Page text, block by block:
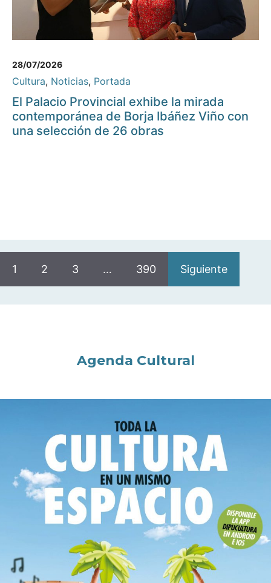
28/07/2026
Cultura, Noticias, Portada
El Palacio Provincial exhibe la mirada
contemporánea de Borja Ibáñez Viño con
una selección de 26 obras
1 2 3 … 390 Siguiente
Agenda Cultural